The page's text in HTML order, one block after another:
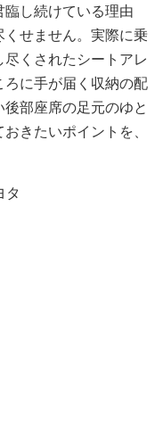
臨し続けている理由
せません。実際に乗
くされたシートアレ
に手が届く収納の配
部座席の足元のゆと
きたいポイントを、
タ